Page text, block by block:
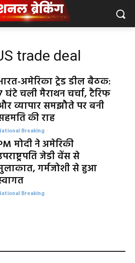
trade deal
अमेरिका ट्रेड डील बैठक:
घंटे चली मैराथन चर्चा, टैरिफ
व्यापार समझौते पर बनी
की राह
Breaking -
मोदी ने अमेरिकी
जेडी वेंस से
गर्मजोशी से हुआ
Breaking -